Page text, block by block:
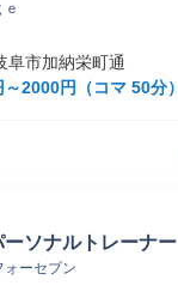
阜市加納栄町通
2000円（コマ 50分）
ソナルトレーナー
ォーセブン